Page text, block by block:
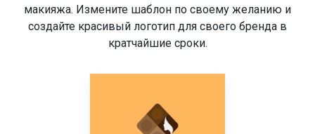
макияжа. Измените шаблон по своему желанию и
создайте красивый логотип для своего бренда в
кратчайшие сроки.